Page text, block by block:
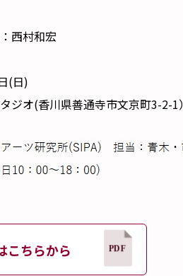
西村和宏
(日)
ジオ(香川県善通寺市文京町3-2-1）
こちらから